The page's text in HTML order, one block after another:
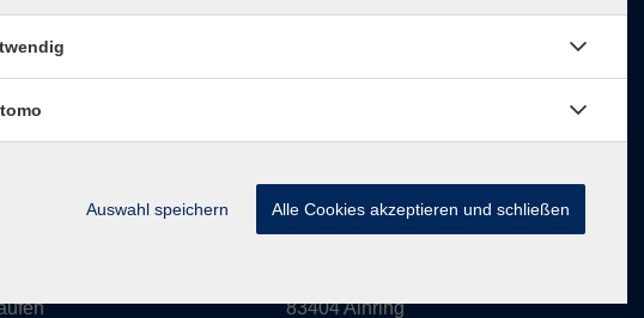
in Laufen: vor Ort in Ainring:
83404 Ainring
Auswahl speichern Alle Cookies akzeptieren und schließen